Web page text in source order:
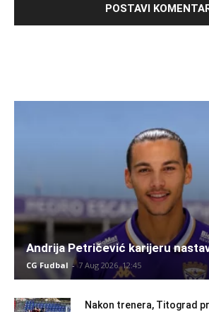
Andrija Petričević karijeru
CG Fudbal - 7 Aug 2026. 12:45
Nakon trenera, Titograd